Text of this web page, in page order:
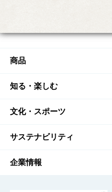
商品
商品TOP
商品一覧
商品発売情報
栄養成分一覧
知る・楽しむ
知る・楽しむTOP
キャンペーン
工場見学
文化・スポーツ
文化・スポーツTOP
サントリーホール
サステナビリティ
サステナビリティTOP
企業情報